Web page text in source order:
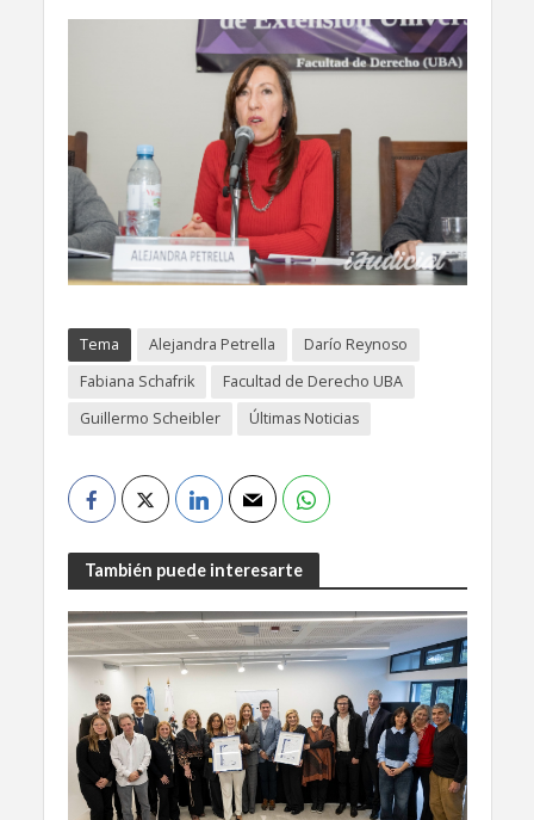
Tema Alejandra Petrella
Darío Reynoso
Fabiana Schafrik
Facultad de Derecho UBA
Guillermo Scheibler
Últimas Noticias
También puede interesarte